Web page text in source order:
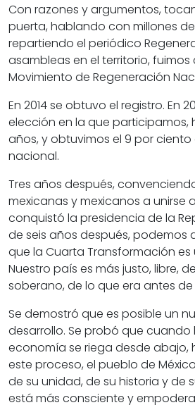
Con razones y argumentos,
puerta, hablando con millones
repartiendo el periódico
asambleas en el territorio,
Movimiento de Regeneración
En 2014 se obtuvo el registro. En
elección en la que participamos,
años, y obtuvimos el 9 por
nacional.
Tres años después,
mexicanas y mexicanos a unirse
conquistó la presidencia de la
de seis años después, podemos
que la Cuarta Transformación es
Nuestro país es más justo, libre,
soberano, de lo que era antes de
Se demostró que es posible un
desarrollo. Se probó que
economía se riega desde abajo,
este proceso, el pueblo de
de su unidad, de su historia y de
está más consciente y